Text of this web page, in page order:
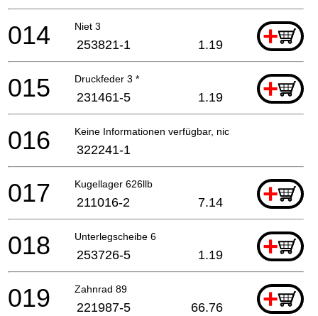
Niet 3 +
014 253821-1 1.19
Druckfeder 3 * +
015 231461-5 1.19
Keine Informationen verfügbar, nicht bestellbar
016 322241-1
Kugellager 626llb +
017 211016-2 7.14
Unterlegscheibe 6 +
018 253726-5 1.19
Zahnrad 89 +
019 221987-5 66.76